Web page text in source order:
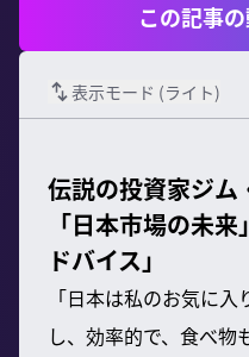
この記事
表示モード (ライト)
伝説の投資家ジム
「日本市場の未
ドバイス」
「日本は私のお気に
し、効率的で、食べ物